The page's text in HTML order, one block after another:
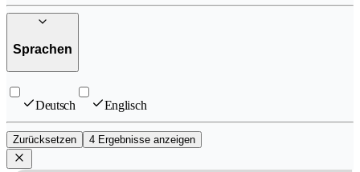
Sprachen
Deutsch Englisch
Zurücksetzen 4 Ergebnisse anzeigen